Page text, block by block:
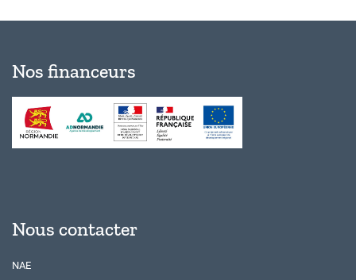
Nos financeurs
Nous contacter
NAE